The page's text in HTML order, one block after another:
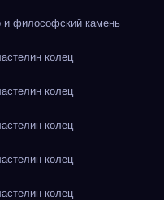
философский камень
колец
колец
колец
колец
колец